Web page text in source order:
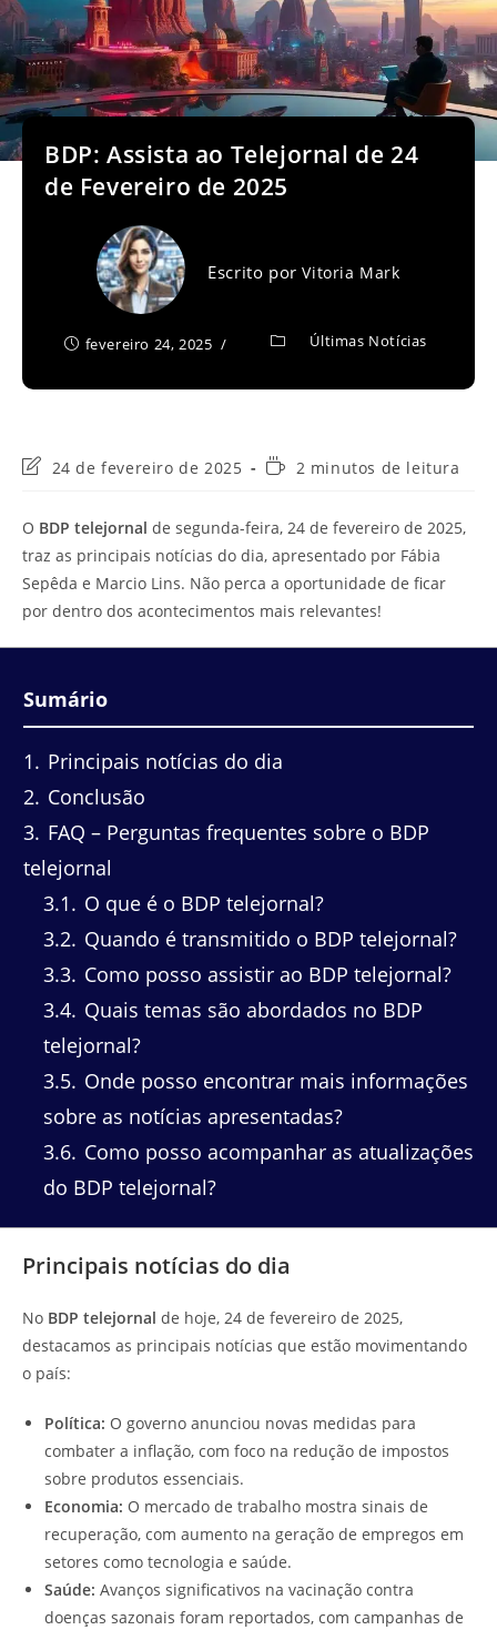
BDP: Assista ao Telejornal de 24
de Fevereiro de 2025
Escrito porVitoria Mark
fevereiro 24, 2025 Últimas Notícias
Última
post:
24 de fevereiro de 2025
Tempo2 minutos de leitura
O BDP telejornal de segunda-feira, 24 de fevereiro de 2025,
traz as principais notícias do dia, apresentado por Fábia
Sepêda e Marcio Lins. Não perca a oportunidade de ficar
por dentro dos acontecimentos mais relevantes!
Sumário
1
Principais notícias do dia
2 Conclusão
3 FAQ – Perguntas frequentes sobre o BDP
telejornal
3.1
O que é o BDP telejornal?
3.2 Quando é transmitido o BDP telejornal?
3.3 Como posso assistir ao BDP telejornal?
3.4 Quais temas são abordados no BDP
telejornal?
3.5 Onde posso encontrar mais informações
sobre as notícias apresentadas?
3.6 Como posso acompanhar as atualizações
do BDP telejornal?
Principais notícias do dia
No BDP telejornal de hoje, 24 de fevereiro de 2025,
destacamos as principais notícias que estão movimentando
o país:
Política: O governo anunciou novas medidas para
combater a inflação, com foco na redução de impostos
sobre produtos essenciais.
Economia: O mercado de trabalho mostra sinais de
recuperação, com aumento na geração de empregos em
setores como tecnologia e saúde.
Saúde: Avanços significativos na vacinação contra
doenças sazonais foram reportados, com campanhas de